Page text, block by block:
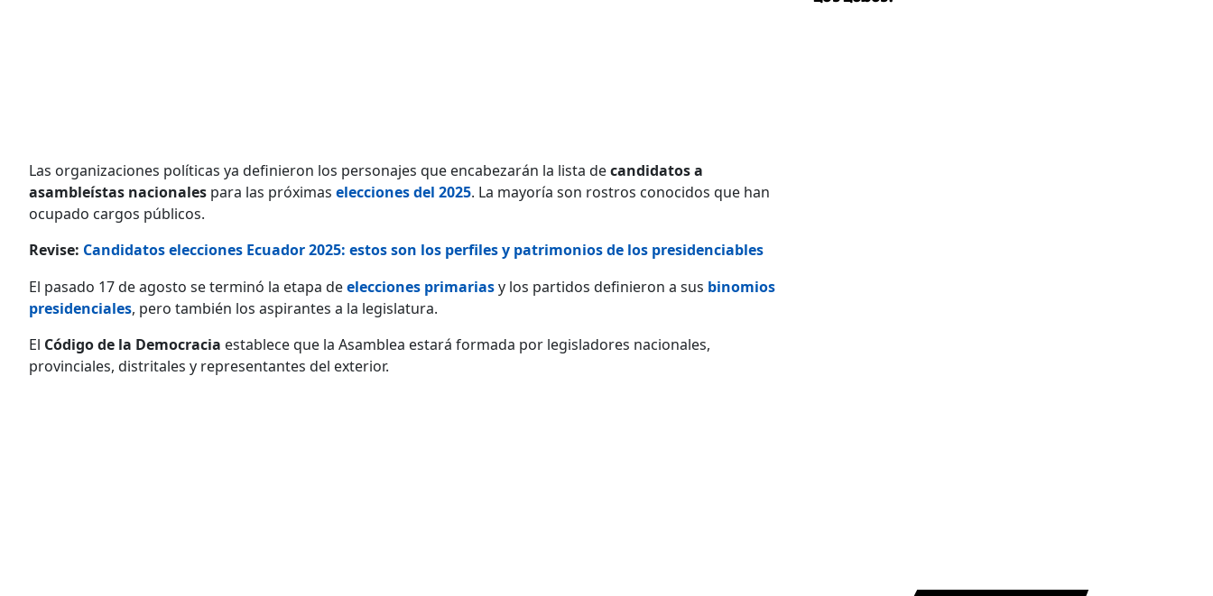
Las organizaciones políticas ya definieron los personajes que encabezarán la lista decandidatos a
asambleístas nacionales para las próximas elecciones del 2025. La mayoría son rostros conocidos que han
ocupado cargos públicos.
Revise: Candidatos elecciones Ecuador 2025: estos son los perfiles y patrimonios de los presidenciables
El pasado 17 de agosto se terminó la etapa deelecciones primariasy los partidos definieron a sus binomios
presidenciales, pero también los aspirantes a la legislatura.
El Código de la Democracia establece que la Asamblea estará formada por legisladores nacionales,
provinciales, distritales y representantes del exterior.